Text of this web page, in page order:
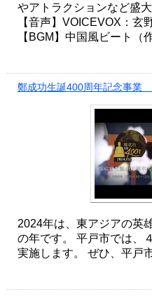
やアトラクションなど盛
【音声】VOICEVOX：玄
【BGM】中国風ビート（
鄭成功生誕400周年記念事業
2024年は、東アジアの英
の年です。 平戸市では、
実施します。 ぜひ、平戸